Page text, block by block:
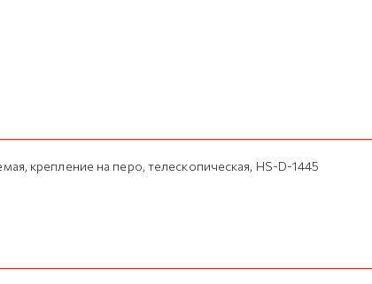
крепление на перо, телескопическая, HS-D-1445